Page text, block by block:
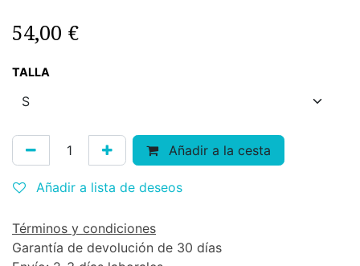
54,00 €
TALLA
Añadir a la cesta
Añadir a lista de deseos
Términos y condiciones
Garantía de devolución de 30 días